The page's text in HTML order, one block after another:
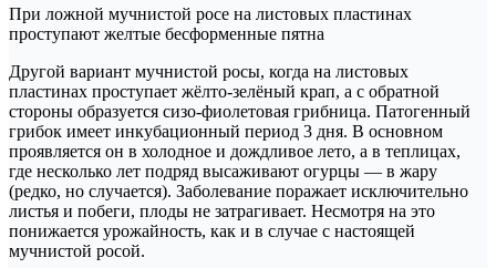
При ложной мучнистой росе на листовых пластинах
проступают желтые бесформенные пятна
Другой вариант мучнистой росы, когда на листовых
пластинах проступает жёлто-зелёный крап, а с обратной
стороны образуется сизо-фиолетовая грибница. Патогенный
грибок имеет инкубационный период 3 дня. В основном
проявляется он в холодное и дождливое лето, а в теплицах,
где несколько лет подряд высаживают огурцы — в жару
(редко, но случается). Заболевание поражает исключительно
листья и побеги, плоды не затрагивает. Несмотря на это
понижается урожайность, как и в случае с настоящей
мучнистой росой.